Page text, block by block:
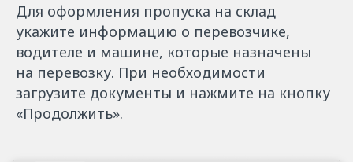
Для оформления пропуска на склад
укажите информацию о перевозчике,
водителе и машине, которые назначены
на перевозку. При необходимости
загрузите документы и нажмите на кнопку
«Продолжить».